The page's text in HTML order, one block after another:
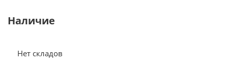
Наличие
Нет складов